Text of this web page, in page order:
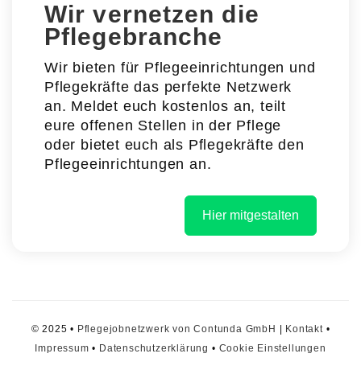
Wir vernetzen die
Pflegebranche
Wir bieten für Pflegeeinrichtungen und
Pflegekräfte das perfekte Netzwerk
an. Meldet euch kostenlos an, teilt
eure offenen Stellen in der Pflege
oder bietet euch als Pflegekräfte den
Pflegeeinrichtungen an.
Hier mitgestalten
© 2025 • Pflegejobnetzwerk von Contunda GmbH Kontakt•
Impressum • Datenschutzerklärung • Cookie Einstellungen